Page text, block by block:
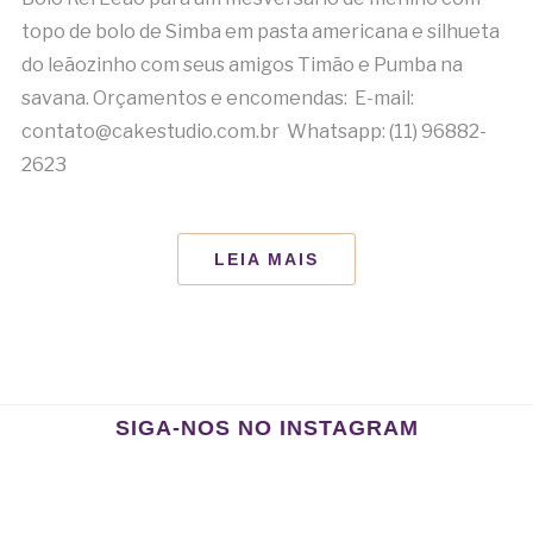
topo de bolo de Simba em pasta americana e silhueta
do leãozinho com seus amigos Timão e Pumba na
savana. Orçamentos e encomendas: E-mail:
contato@cakestudio.com.br Whatsapp: (11) 96882-
2623
LEIA MAIS
SIGA-NOS NO INSTAGRAM